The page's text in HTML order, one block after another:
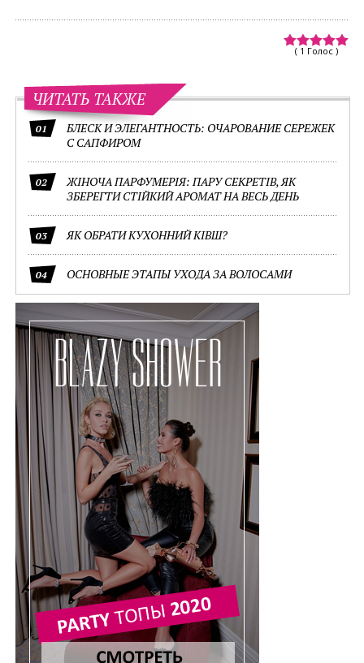
( 1 Голос )
ЧИТАТЬ ТАКЖЕ
01
БЛЕСК И ЭЛЕГАНТНОСТЬ: ОЧАРОВАНИЕ СЕРЕЖЕК
С САПФИРОМ
02
ЖІНОЧА ПАРФУМЕРІЯ: ПАРУ СЕКРЕТІВ, ЯК
ЗБЕРЕГТИ СТІЙКИЙ АРОМАТ НА ВЕСЬ ДЕНЬ
03 ЯК ОБРАТИ КУХОННИЙ КІВШ?
04 ОСНОВНЫЕ ЭТАПЫ УХОДА ЗА ВОЛОСАМИ